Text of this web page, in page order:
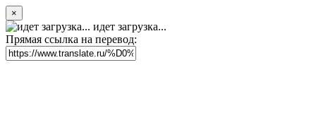
×
идет загрузка...
Прямая ссылка на перевод: